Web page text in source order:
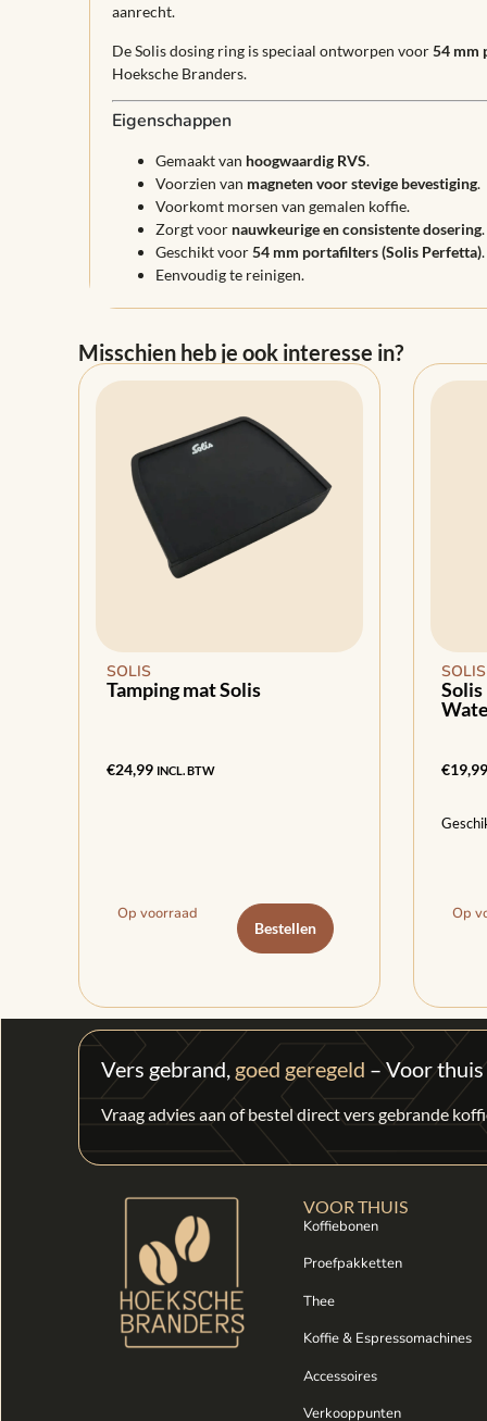
aanrecht.
De Solis dosing ring is speciaal ontworpen voor54 mm
Hoeksche Branders.
Eigenschappen
Gemaakt van hoogwaardig RVS.
Voorzien van magneten voor stevige bevestiging.
Voorkomt morsen van gemalen koffie.
Zorgt voor nauwkeurige en consistente dosering.
Geschikt voor54 mm portafilters (Solis Perfetta).
Eenvoudig te reinigen.
Misschien heb je ook interesse in?
SOLIS
Tamping mat Solis
€24,99 INCL. BTW
Op voorraad
Bestellen
SOLIS
€19,99
Op
Vers gebrand, goed geregeld – Voor
Vraag advies aan of bestel direct vers gebrande
VOOR THUIS
Koffiebonen
Proefpakketten
Thee
Koffie & Espressomachines
Accessoires
Verkooppunten